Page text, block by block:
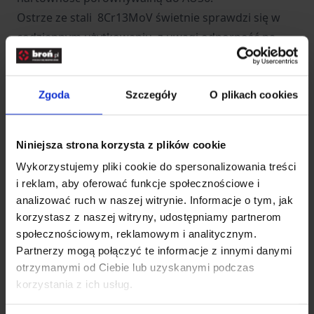
Zgoda Szczegóły O plikach cookies
Niniejsza strona korzysta z plików cookie
Wykorzystujemy pliki cookie do spersonalizowania treści
i reklam, aby oferować funkcje społecznościowe i
analizować ruch w naszej witrynie. Informacje o tym, jak
korzystasz z naszej witryny, udostępniamy partnerom
społecznościowym, reklamowym i analitycznym.
Partnerzy mogą połączyć te informacje z innymi danymi
otrzymanymi od Ciebie lub uzyskanymi podczas
korzystania z ich usług.
Ostrze ze stali 8Cr13MoV świetnie sprawdzi się w
codziennym użytkowaniu, z uwagi odporność na
korozję, dobre trzymanie ostrości oraz łatwość
kieszonkowa osełka.
Funkcjonalne ostrze
efektowne wykończenie BlackWash (czarne
oksydowanie), która skutecznie maskuje wszelkie
zarysowanie lub wytarcia głowni powstałe podczas
użytkowania.
Dzięki zastosowaniu mocnego sztychu, wklęsłego
szlifu oraz krawędzi tnącej o łagodnej krzywiźnie,
nóż ma dobre właściwości tnące, a ostrze nie klinuje
się w ciętym materiale.